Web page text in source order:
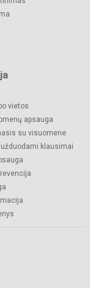
vietos
apsauga
su visuomene
klausimai